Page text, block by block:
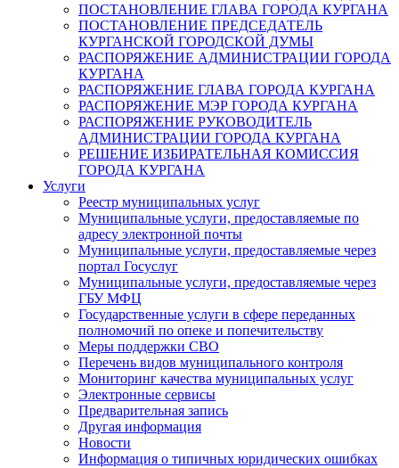
ПОСТАНОВЛЕНИЕ ГЛАВА ГОРОДА КУРГАНА
ПОСТАНОВЛЕНИЕ ПРЕДСЕДАТЕЛЬ
КУРГАНСКОЙ ГОРОДСКОЙ ДУМЫ
РАСПОРЯЖЕНИЕ АДМИНИСТРАЦИИ ГОРОДА
КУРГАНА
РАСПОРЯЖЕНИЕ ГЛАВА ГОРОДА КУРГАНА
РАСПОРЯЖЕНИЕ МЭР ГОРОДА КУРГАНА
РАСПОРЯЖЕНИЕ РУКОВОДИТЕЛЬ
АДМИНИСТРАЦИИ ГОРОДА КУРГАНА
РЕШЕНИЕ ИЗБИРАТЕЛЬНАЯ КОМИССИЯ
ГОРОДА КУРГАНА
Услуги
Реестр муниципальных услуг
Муниципальные услуги, предоставляемые по
адресу электронной почты
Муниципальные услуги, предоставляемые через
портал Госуслуг
Муниципальные услуги, предоставляемые через
ГБУ МФЦ
Государственные услуги в сфере переданных
полномочий по опеке и попечительству
Меры поддержки СВО
Перечень видов муниципального контроля
Мониторинг качества муниципальных услуг
Электронные сервисы
Предварительная запись
Другая информация
Новости
Информация о типичных юридических ошибках